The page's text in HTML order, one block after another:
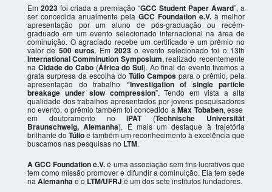
Em 2023 foi criada a premiação “GCC Student Paper Award”, a
ser concedida anualmente pela GCC Foundation e.V. à melhor
apresentação por um aluno de pós-graduação ou recém-
graduado em um evento selecionado internacional na área de
cominuição. O agraciado recebe um certificado e um prêmio no
valor de 500 euros. Em 2023o evento selecionado foi o 13th
International Comminution Symposium, realizado recentemente
na Cidade do Cabo (África do Sul). Ao final do evento tivemos a
grata surpresa da escolha do Túlio Campos para o prêmio, pela
apresentação do trabalho “Investigation of single particle
breakage under slow compression”. Tendo em vista a alta
qualidade dos trabalhos apresentados por jovens pesquisadores
no evento, o prêmio também foi concedido aMax Tobaben, esse
em doutoramento no iPAT(Technische Universität
Braunschweig, Alemanha). É mais um destaque à trajetória
brilhante do Túlioe também um reconhecimento à excelência que
buscamos nas pesquisas no LTM.
A GCC Foundation e.V.é uma associação sem fins lucrativos que
tem como missão promover e difundir a cominuição. Ela tem sede
na Alemanhae o LTM/UFRJ é um dos sete institutos fundadores.